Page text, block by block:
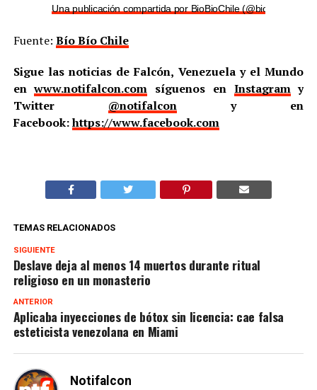
Una publicación compartida por BioBioChile (@biobiochile)
Fuente: Bío Bío Chile
Sigue las noticias de Falcón, Venezuela y el Mundo
enwww.notifalcon.com síguenos en Instagramy
Twitter @notifalcony en
Facebook:https://www.facebook.com
TEMAS RELACIONADOS
SIGUIENTE
Deslave deja al menos 14 muertos durante ritual
religioso en un monasterio
ANTERIOR
Aplicaba inyecciones de bótox sin licencia: cae falsa
esteticista venezolana en Miami
Notifalcon